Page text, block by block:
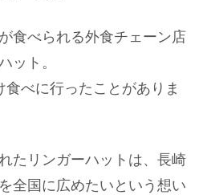
食べられる外食チェーン店
ット。
べに行ったことがありま
たリンガーハットは、長崎
全国に広めたいという想い